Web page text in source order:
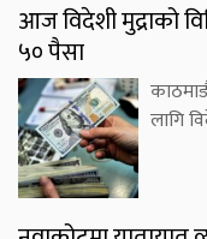
आज विदेशी मुद्राको
५० पैसा
लागि